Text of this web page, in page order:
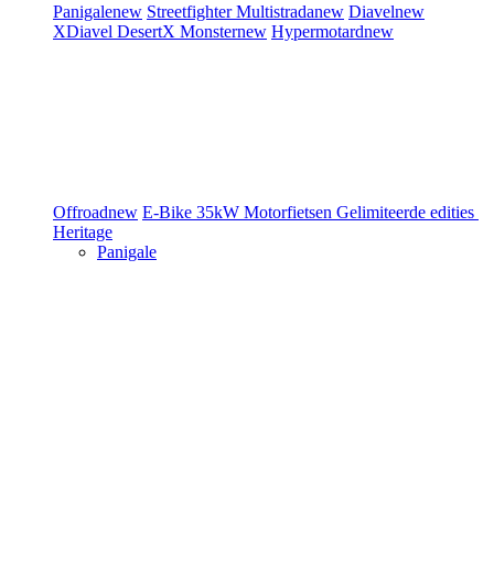
Panigalenew StreetfighterMultistradanew Diavelnew
XDiavel DesertX Monsternew Hypermotardnew
Offroadnew E-Bike 35kW Motorfietsen Gelimiteerde edities
Heritage
Panigale